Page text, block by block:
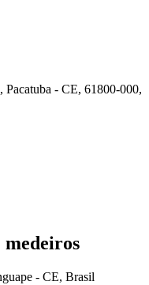
Pacatuba - CE, 61800-000,
medeiros
- CE, Brasil